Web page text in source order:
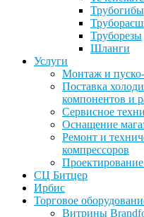
Трубогибы
Труборезы
Шланги
Услуги
Монтаж и
Поставка
компонентов и
Сервисное
Оснащение
Ремонт и
компрессоров
СЦ Битцер
Ирбис
Торговое
Витрины